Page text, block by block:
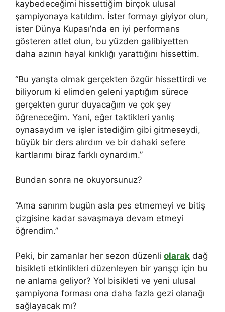
kaybedeceğimi hissettiğim birçok ulusal
şampiyonaya katıldım. İster formayı giyiyor olun,
ister Dünya Kupası’nda en iyi performans
gösteren atlet olun, bu yüzden galibiyetten
daha azının hayal kırıklığı yarattığını hissettim.
“Bu yarışta olmak gerçekten özgür hissettirdi ve
biliyorum ki elimden geleni yaptığım sürece
gerçekten gurur duyacağım ve çok şey
öğreneceğim. Yani, eğer taktikleri yanlış
oynasaydım ve işler istediğim gibi gitmeseydi,
büyük bir ders alırdım ve bir dahaki sefere
kartlarımı biraz farklı oynardım.”
Bundan sonra ne okuyorsunuz?
“Ama sanırım bugün asla pes etmemeyi ve bitiş
çizgisine kadar savaşmaya devam etmeyi
öğrendim.”
Peki, bir zamanlar her sezon düzenli olarak dağ
bisikleti etkinlikleri düzenleyen bir yarışçı için bu
ne anlama geliyor? Yol bisikleti ve yeni ulusal
şampiyona forması ona daha fazla gezi olanağı
sağlayacak mı?